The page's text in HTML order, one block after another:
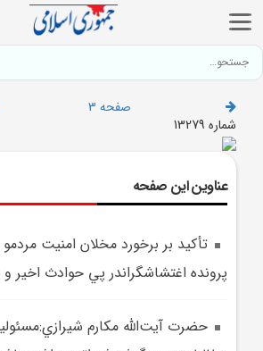
صفحه 3
شماره 13279
عناوین این صفحه
تأکيد بر برخورد مخلان امنيت
پرونده اغتشاشگراندر پي حوادث اخير و
حضرت آيت‌الله مکارم